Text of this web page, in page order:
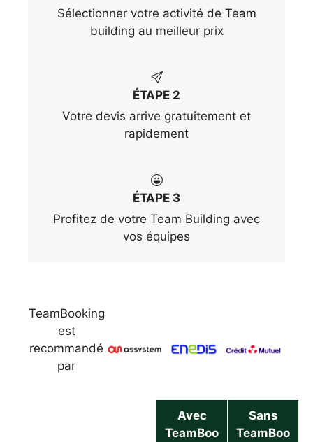
Sélectionner votre activité de Team
building au meilleur prix
ÉTAPE 2
Votre devis arrive gratuitement et
rapidement
ÉTAPE 3
Profitez de votre Team Building avec
vos équipes
TeamBooking
est
recommandé
par
Avec
TeamBoo
Sans
TeamBoo